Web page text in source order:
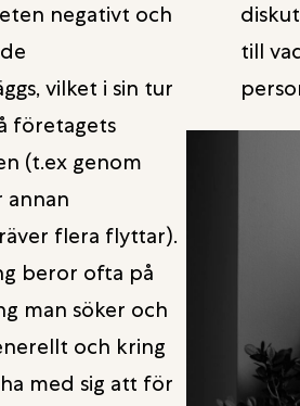
negativt och
vilket i sin tur
företagets
(t.ex genom
annan
flera flyttar).
beror ofta på
man söker och
och kring
med sig att för
till